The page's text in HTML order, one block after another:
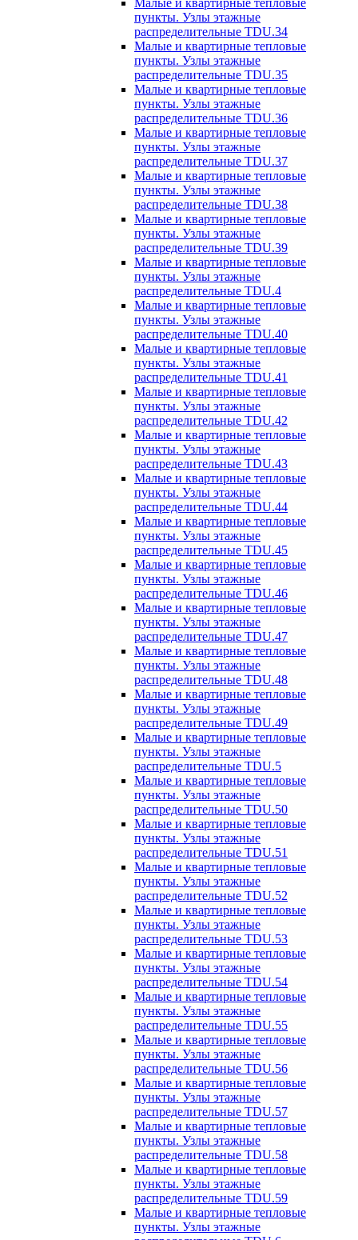
Малые и квартирные тепловые
пункты. Узлы этажные
распределительные TDU.34
Малые и квартирные тепловые
пункты. Узлы этажные
распределительные TDU.35
Малые и квартирные тепловые
пункты. Узлы этажные
распределительные TDU.36
Малые и квартирные тепловые
пункты. Узлы этажные
распределительные TDU.37
Малые и квартирные тепловые
пункты. Узлы этажные
распределительные TDU.38
Малые и квартирные тепловые
пункты. Узлы этажные
распределительные TDU.39
Малые и квартирные тепловые
пункты. Узлы этажные
распределительные TDU.4
Малые и квартирные тепловые
пункты. Узлы этажные
распределительные TDU.40
Малые и квартирные тепловые
пункты. Узлы этажные
распределительные TDU.41
Малые и квартирные тепловые
пункты. Узлы этажные
распределительные TDU.42
Малые и квартирные тепловые
пункты. Узлы этажные
распределительные TDU.43
Малые и квартирные тепловые
пункты. Узлы этажные
распределительные TDU.44
Малые и квартирные тепловые
пункты. Узлы этажные
распределительные TDU.45
Малые и квартирные тепловые
пункты. Узлы этажные
распределительные TDU.46
Малые и квартирные тепловые
пункты. Узлы этажные
распределительные TDU.47
Малые и квартирные тепловые
пункты. Узлы этажные
распределительные TDU.48
Малые и квартирные тепловые
пункты. Узлы этажные
распределительные TDU.49
Малые и квартирные тепловые
пункты. Узлы этажные
распределительные TDU.5
Малые и квартирные тепловые
пункты. Узлы этажные
распределительные TDU.50
Малые и квартирные тепловые
пункты. Узлы этажные
распределительные TDU.51
Малые и квартирные тепловые
пункты. Узлы этажные
распределительные TDU.52
Малые и квартирные тепловые
пункты. Узлы этажные
распределительные TDU.53
Малые и квартирные тепловые
пункты. Узлы этажные
распределительные TDU.54
Малые и квартирные тепловые
пункты. Узлы этажные
распределительные TDU.55
Малые и квартирные тепловые
пункты. Узлы этажные
распределительные TDU.56
Малые и квартирные тепловые
пункты. Узлы этажные
распределительные TDU.57
Малые и квартирные тепловые
пункты. Узлы этажные
распределительные TDU.58
Малые и квартирные тепловые
пункты. Узлы этажные
распределительные TDU.59
Малые и квартирные тепловые
пункты. Узлы этажные